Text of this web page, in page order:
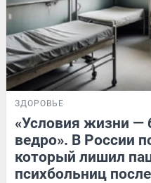
ЗДОРОВЬЕ
«Условия жизни —
ведро». В России
который лишил
психбольниц